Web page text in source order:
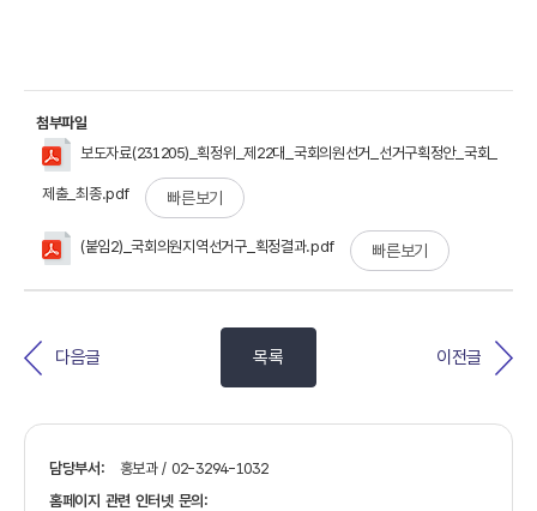
첨부파일
보도자료(231205)_획정위_제22대_국회의원선거_선거구획정안_국회_
제출_최종.pdf 빠른보기
(붙임2)_국회의원지역선거구_획정결과.pdf 빠른보기
다음글 이전글
목록
담당부서:
홍보과 / 02-3294-1032
홈페이지 관련 인터넷 문의: